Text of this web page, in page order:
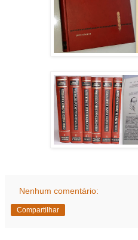
Nenhum comentário:
Compartilhar